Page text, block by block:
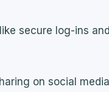
secure log-ins
on social